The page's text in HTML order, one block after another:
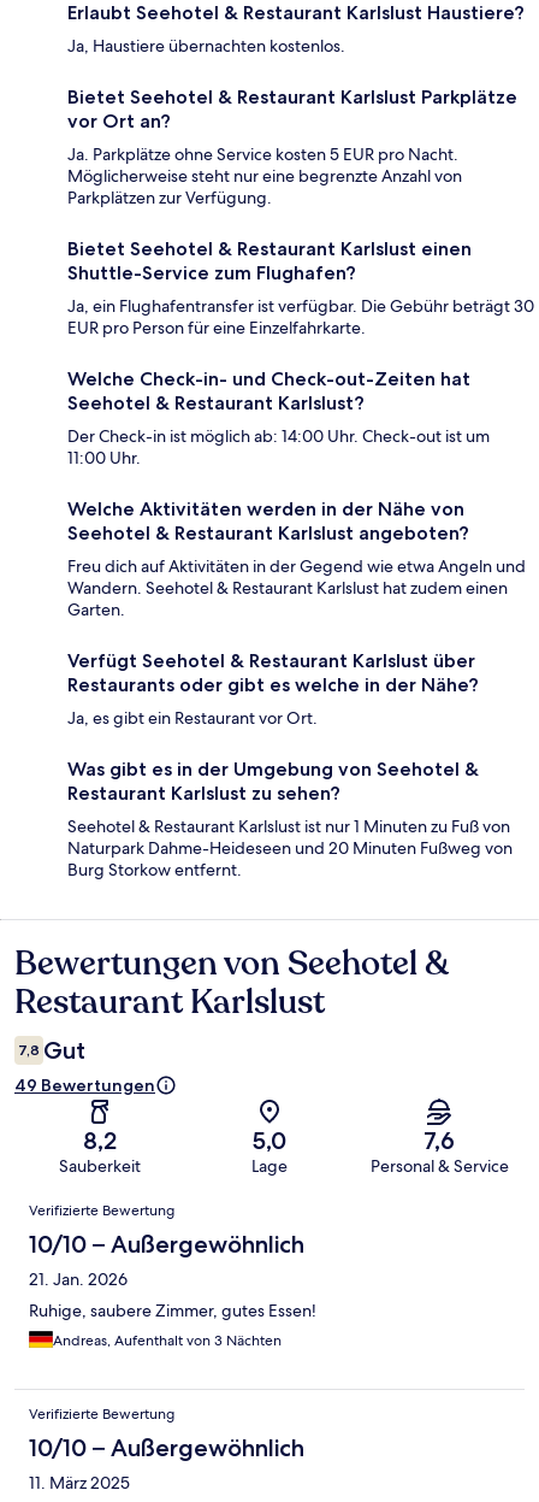
Erlaubt Seehotel & Restaurant Karlslust Haustiere?
Ja, Haustiere übernachten kostenlos.
Bietet Seehotel & Restaurant Karlslust Parkplätze
vor Ort an?
Ja. Parkplätze ohne Service kosten 5 EUR pro Nacht.
Möglicherweise steht nur eine begrenzte Anzahl von
Parkplätzen zur Verfügung.
Bietet Seehotel & Restaurant Karlslust einen
Shuttle-Service zum Flughafen?
Ja, ein Flughafentransfer ist verfügbar. Die Gebühr beträgt 30
EUR pro Person für eine Einzelfahrkarte.
Welche Check-in- und Check-out-Zeiten hat
Seehotel & Restaurant Karlslust?
Der Check-in ist möglich ab: 14:00 Uhr. Check-out ist um
11:00 Uhr.
Welche Aktivitäten werden in der Nähe von
Seehotel & Restaurant Karlslust angeboten?
Freu dich auf Aktivitäten in der Gegend wie etwa Angeln und
Wandern. Seehotel & Restaurant Karlslust hat zudem einen
Garten.
Verfügt Seehotel & Restaurant Karlslust über
Restaurants oder gibt es welche in der Nähe?
Ja, es gibt ein Restaurant vor Ort.
Was gibt es in der Umgebung von Seehotel &
Restaurant Karlslust zu sehen?
Seehotel & Restaurant Karlslust ist nur 1 Minuten zu Fuß von
Naturpark Dahme-Heideseen und 20 Minuten Fußweg von
Burg Storkow entfernt.
Bewertungen
Bewertungen von Seehotel &
Restaurant Karlslust
7,8 Gut
49 Bewertungen
8,2
Sauberkeit
5,0
Lage
7,6
Personal & Service
Bewertungen
Verifizierte Bewertung
10/10 – Außergewöhnlich
21. Jan. 2026
Ruhige, saubere Zimmer, gutes Essen!
Andreas, Aufenthalt von 3 Nächten
Verifizierte Bewertung
10/10 – Außergewöhnlich
11. März 2025